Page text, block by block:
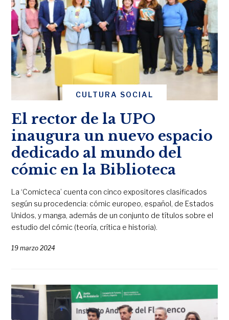
CULTURA SOCIAL
El rector de la UPO
inaugura un nuevo espacio
dedicado al mundo del
cómic en la Biblioteca
La ‘Comicteca’ cuenta con cinco expositores clasificados
según su procedencia: cómic europeo, español, de Estados
Unidos, y manga, además de un conjunto de títulos sobre el
estudio del cómic (teoría, crítica e historia).
19 marzo 2024